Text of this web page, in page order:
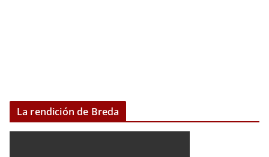
La rendición de Breda